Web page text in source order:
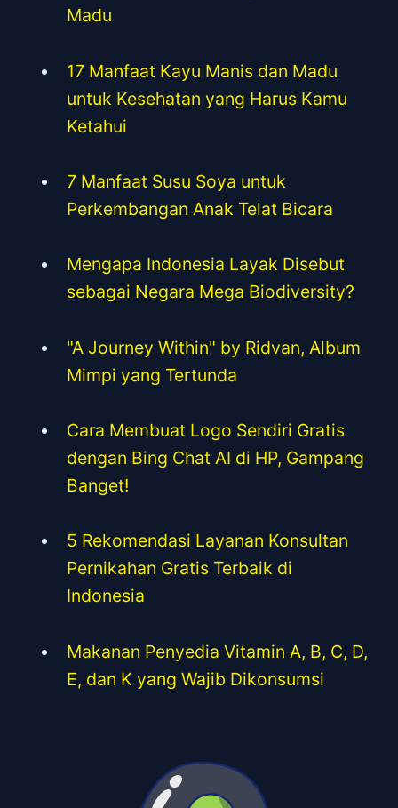
Madu
17 Manfaat Kayu Manis dan Madu
untuk Kesehatan yang Harus Kamu
Ketahui
7 Manfaat Susu Soya untuk
Perkembangan Anak Telat Bicara
Mengapa Indonesia Layak Disebut
sebagai Negara Mega Biodiversity?
"A Journey Within" by Ridvan, Album
Mimpi yang Tertunda
Cara Membuat Logo Sendiri Gratis
dengan Bing Chat AI di HP, Gampang
Banget!
5 Rekomendasi Layanan Konsultan
Pernikahan Gratis Terbaik di
Indonesia
Makanan Penyedia Vitamin A, B, C, D,
E, dan K yang Wajib Dikonsumsi